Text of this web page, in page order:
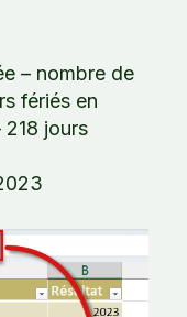
– nombre de
fériés en
jours